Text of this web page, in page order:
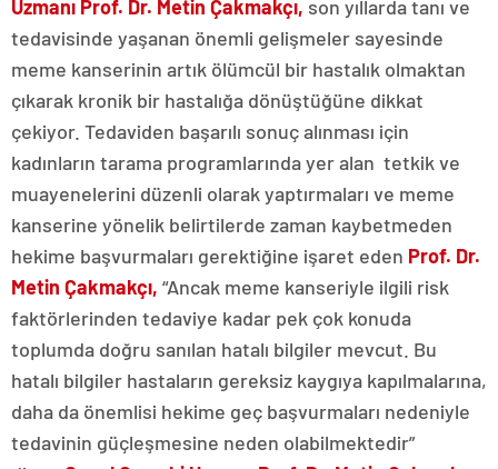
Uzmanı Prof. Dr. Metin Çakmakçı, son yıllarda tanı ve
tedavisinde yaşanan önemli gelişmeler sayesinde
meme kanserinin artık ölümcül bir hastalık olmaktan
çıkarak kronik bir hastalığa dönüştüğüne dikkat
çekiyor. Tedaviden başarılı sonuç alınması için
kadınların tarama programlarında yer alan tetkik ve
muayenelerini düzenli olarak yaptırmaları ve meme
kanserine yönelik belirtilerde zaman kaybetmeden
hekime başvurmaları gerektiğine işaret eden Prof. Dr.
Metin Çakmakçı, “Ancak meme kanseriyle ilgili risk
faktörlerinden tedaviye kadar pek çok konuda
toplumda doğru sanılan hatalı bilgiler mevcut. Bu
hatalı bilgiler hastaların gereksiz kaygıya kapılmalarına,
daha da önemlisi hekime geç başvurmaları nedeniyle
tedavinin güçleşmesine neden olabilmektedir”